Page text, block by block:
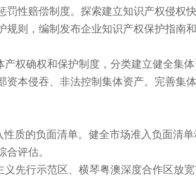
赔偿制度。探索建立知识产
则，编制发布企业知识产权保护指
村集体产权确权和保护制度，分类建立
本侵吞、非法控制集体资产。完善
的负面清单。健全市场准入负面清单动
合评估。
先行示范区、横琴粤澳深度合作区放宽市